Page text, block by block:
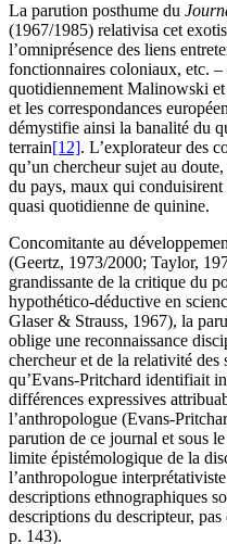
La parution posthume du
(1967/1985) relativisa cet
l’omniprésence des liens
fonctionnaires coloniaux, etc.
quotidiennement Malinowski
et les correspondances
démystifie ainsi la banalité du
terrain[12]. L’explorateur des
qu’un chercheur sujet au
du pays, maux qui
quasi quotidienne de quinine.
Concomitante au
(Geertz, 1973/2000; Taylor,
grandissante de la critique du
hypothético-déductive en
Glaser & Strauss, 1967), la
oblige une reconnaissance
chercheur et de la relativité
qu’Evans-Pritchard identifiait
différences expressives
l’anthropologue (Evans-
parution de ce journal et sous
limite épistémologique de la
l’anthropologue
descriptions ethnographiques
descriptions du descripteur,
p. 143).